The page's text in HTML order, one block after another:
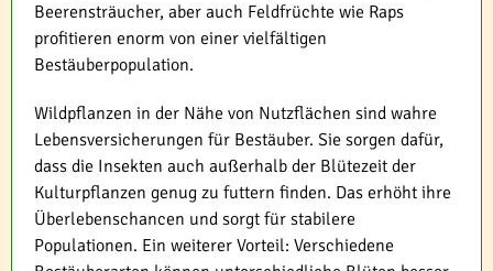
Beerensträucher, aber auch Feldfrüchte wie Raps
profitieren enorm von einer vielfältigen
Bestäuberpopulation.
Wildpflanzen in der Nähe von Nutzflächen sind wahre
Lebensversicherungen für Bestäuber. Sie sorgen dafür,
dass die Insekten auch außerhalb der Blütezeit der
Kulturpflanzen genug zu futtern finden. Das erhöht ihre
Überlebenschancen und sorgt für stabilere
Populationen. Ein weiterer Vorteil: Verschiedene